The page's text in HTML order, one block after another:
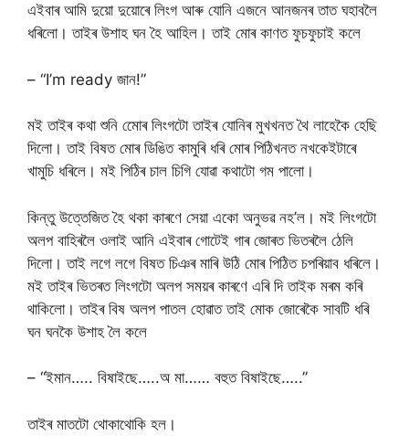
এইবাৰ আমি দুয়ো দুয়োৰে লিংগ আৰু যোনি এজনে আনজনৰ তাত ঘহাবলৈ
ধৰিলো। তাইৰ উশাহ ঘন হৈ আহিল। তাই মোৰ কাণত ফুচফুচাই কলে
– “I’m ready জান!”
মই তাইৰ কথা শুনি মোেৰ লিংগটো তাইৰ যোনিৰ মুখখনত থৈ লাহেকৈ হেছি
দিলো। তাই বিষত মোৰ ডিঙিত কামুৰি ধৰি মোৰ পিঠিখনত নখকেইটাৰে
খামুচি ধৰিলে। মই পিঠিৰ চাল চিগি যোৱা কথাটো গম পালো।
কিন্তু উত্তেজিত হৈ থকা কাৰণে সেয়া একো অনুভৱ নহ’ল। মই লিংগটো
অলপ বাহিৰলৈ ওলাই আনি এইবাৰ গোটেই গাৰ জোৰত ভিতৰলৈ ঠেলি
দিলো। তাই লগে লগে বিষত চিঞৰ মাৰি উঠি মোৰ পিঠিত চপৰিয়াব ধৰিলে।
মই তাইৰ ভিতৰত লিংগটো অলপ সময়ৰ কাৰণে এৰি দি তাইক মৰম কৰি
থাকিলো। তাইৰ বিষ অলপ পাতল হোৱাত তাই মােক জোৰেকৈ সাবটি ধৰি
ঘন ঘনকৈ উশাহ লৈ কলে
– “ইমান….. বিষাইছে…..অ মা…… বহুত বিষাইছে…..”
তাইৰ মাতটো থোকাথোকি হল।